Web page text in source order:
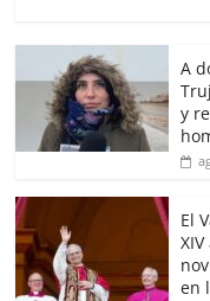
c
e
b
o
o
k
st
o
d
o
n
A
y
El
en